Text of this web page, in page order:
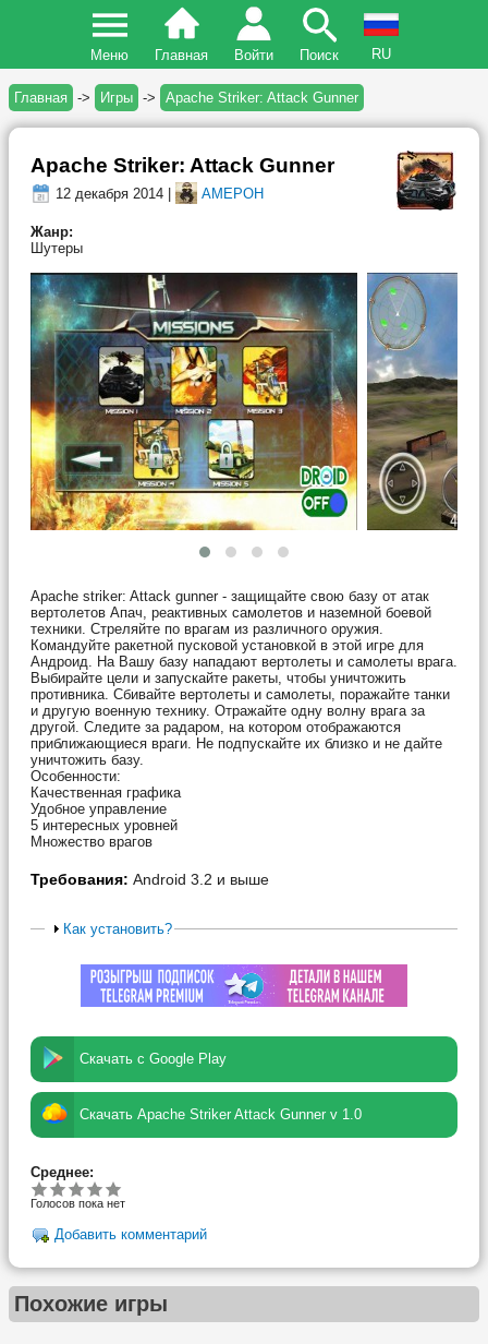
Меню Главная Войти Поиск RU
Главная -> Игры -> Apache Striker: Attack Gunner
Apache Striker: Attack Gunner
12 декабря 2014 | AMEPOH
Жанр:
Шутеры
Apache striker: Attack gunner - защищайте свою базу от атак
вертолетов Апач, реактивных самолетов и наземной боевой
техники. Стреляйте по врагам из различного оружия.
Командуйте ракетной пусковой установкой в этой игре для
Андроид. На Вашу базу нападают вертолеты и самолеты врага.
Выбирайте цели и запускайте ракеты, чтобы уничтожить
противника. Сбивайте вертолеты и самолеты, поражайте танки
и другую военную технику. Отражайте одну волну врага за
другой. Следите за радаром, на котором отображаются
приближающиеся враги. Не подпускайте их близко и не дайте
уничтожить базу.
Особенности:
Качественная графика
Удобное управление
5 интересных уровней
Множество врагов
Требования: Android 3.2 и выше
Как установить?
Скачать с Google Play
Скачать Apache Striker Attack Gunner v 1.0
Среднее:
Голосов пока нет
Добавить комментарий
Похожие игры